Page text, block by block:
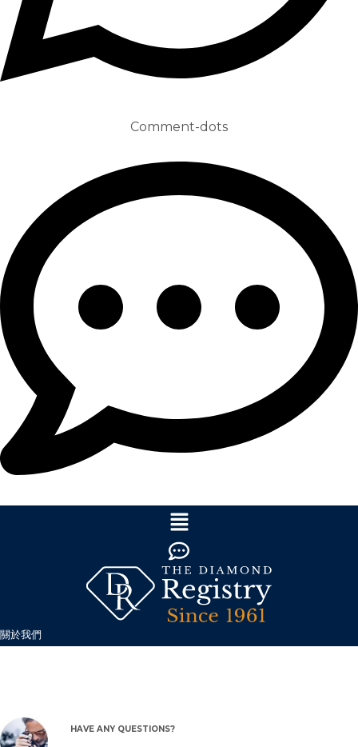
Comment-dots
關於我們
HAVE ANY QUESTIONS?